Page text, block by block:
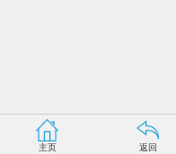
主页 返回